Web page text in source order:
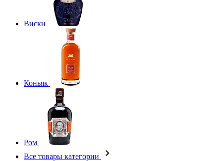
Виски
Коньяк
Ром
Все товары категории